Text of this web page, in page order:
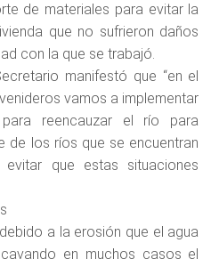
de materiales para evitar la
que no sufrieron daños
con la que se trabajó.
manifestó que “en el
vamos a implementar
reencauzar el río para
de los ríos que se encuentran
que estas situaciones
a la erosión que el agua
en muchos casos el